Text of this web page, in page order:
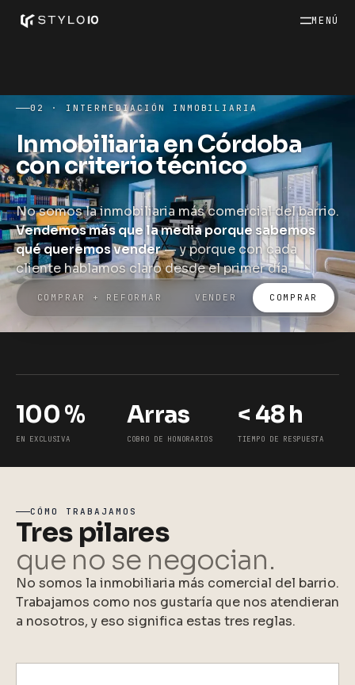
MENÚ
02 · INTERMEDIACIÓN INMOBILIARIA
Inmobiliaria en Córdoba
con criterio técnico
No somos la inmobiliaria más comercial del barrio.
Vendemos más que la media porque sabemos
qué queremos vender— y porque con cada
cliente hablamos claro desde el primer día.
COMPRAR + REFORMAR VENDER COMPRAR
100 %
EN EXCLUSIVA
Arras
COBRO DE HONORARIOS
< 48 h
TIEMPO DE RESPUESTA
CÓMO TRABAJAMOS
Tres pilares
que no se negocian.
No somos la inmobiliaria más comercial del barrio.
Trabajamos como nos gustaría que nos atendieran
a nosotros, y eso significa estas tres reglas.